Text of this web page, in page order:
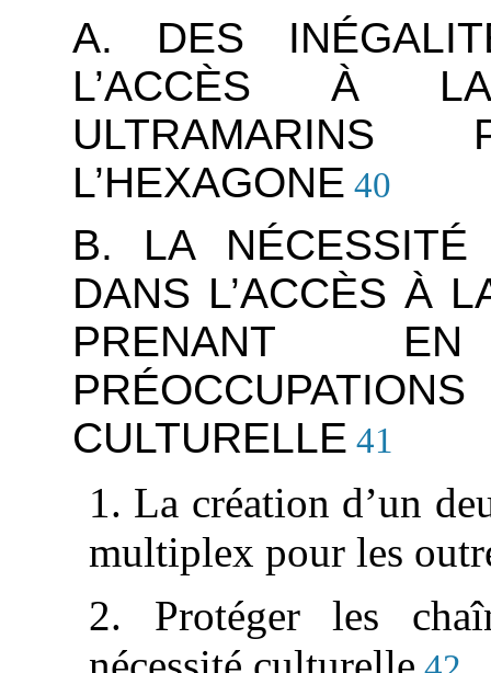
A. DES
L’ACCÈS À
L’HEXAGONE 40
B. LA NÉCESSITÉ
DANS L’ACCÈS À
PRENANT
CULTURELLE 41
1. La création d’un
multiplex pour les
2. Protéger les